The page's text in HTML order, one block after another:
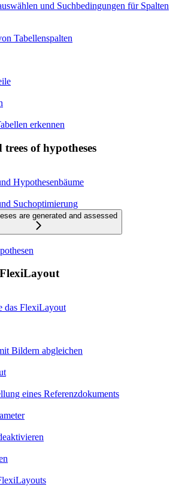
und Suchbedingungen für Spalten
Tabellenspalten
erkennen
trees of hypotheses
Hypothesenbäume
Suchoptimierung
are generated and assessed
das FlexiLayout
Bildern abgleichen
eines Referenzdokuments